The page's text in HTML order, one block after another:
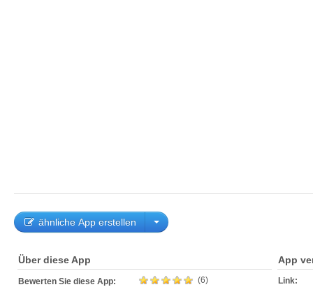
ähnliche App erstellen
Über diese App
Bewerten Sie diese App: (6)
App
Link: